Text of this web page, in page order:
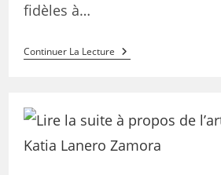
fidèles à…
Continuer La Lecture